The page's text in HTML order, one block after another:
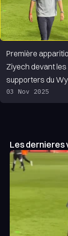
Première
Ziyech devant les
supporters du
03 Nov 2025
Les dernieres